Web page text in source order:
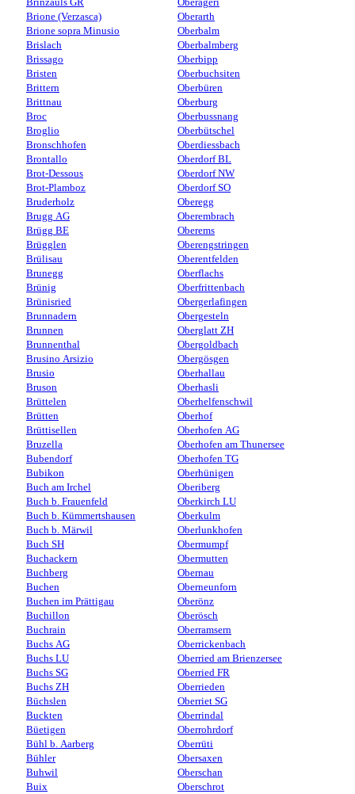
Brione (Verzasca)
Brione sopra Minusio
Brislach
Brissago
Bristen
Brittern
Brittnau
Broc
Broglio
Bronschhofen
Brontallo
Brot-Dessous
Brot-Plamboz
Bruderholz
Brugg AG
Brügg BE
Brügglen
Brülisau
Brunegg
Brünig
Brünisried
Brunnadern
Brunnen
Brunnenthal
Brusino Arsizio
Brusio
Bruson
Brüttelen
Brütten
Brüttisellen
Bruzella
Bubendorf
Bubikon
Buch am Irchel
Buch b. Frauenfeld
Buch b. Kümmertshausen
Buch b. Märwil
Buch SH
Buchackern
Buchberg
Buchen
Buchen im Prättigau
Buchillon
Buchrain
Buchs AG
Buchs LU
Buchs SG
Buchs ZH
Büchslen
Buckten
Büetigen
Bühl b. Aarberg
Bühler
Buhwil
Buix
Oberarth
Oberbalm
Oberbalmberg
Oberbipp
Oberbuchsiten
Oberbüren
Oberburg
Oberbussnang
Oberbütschel
Oberdiessbach
Oberdorf BL
Oberdorf NW
Oberdorf SO
Oberegg
Oberembrach
Oberems
Oberengstringen
Oberentfelden
Oberflachs
Oberfrittenbach
Obergerlafingen
Obergesteln
Oberglatt ZH
Obergoldbach
Obergösgen
Oberhallau
Oberhasli
Oberhelfenschwil
Oberhof
Oberhofen AG
Oberhofen am Thunersee
Oberhofen TG
Oberhünigen
Oberiberg
Oberkirch LU
Oberkulm
Oberlunkhofen
Obermumpf
Obermutten
Obernau
Oberneunforn
Oberönz
Oberösch
Oberramsern
Oberrickenbach
Oberried am Brienzersee
Oberried FR
Oberrieden
Oberriet SG
Oberrindal
Oberrohrdorf
Oberrüti
Obersaxen
Oberschan
Oberschrot